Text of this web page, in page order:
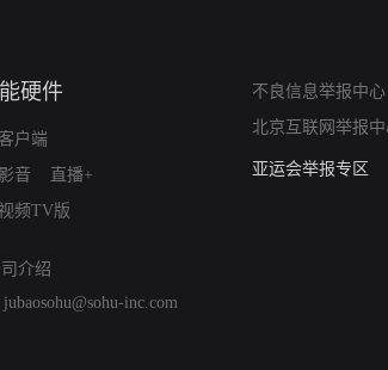
硬件
户端
音
直播+
频TV版
不良信息举报中心
北京互联网举报中
12318 文化市场举
算法推荐专项举报
亚运会举报专区
介绍
jubaosohu@sohu-inc.com